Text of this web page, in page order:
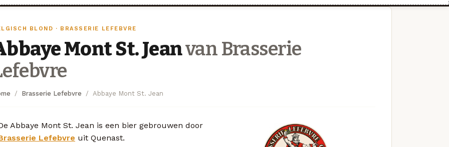
BLOND · BRASSERIE LEFEBVRE
Mont St. Jeanvan Brasserie
Brasserie Lefebvre Abbaye Mont St. Jean
Abbaye Mont St. Jean is een bier gebrouwen door
Lefebvre uit Quenast.